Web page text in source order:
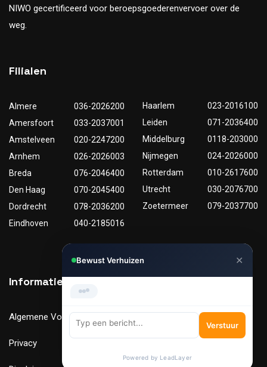
NIWO gecertificeerd voor beroepsgoederenvervoer over de
weg.
Filialen
Almere
036-2026200
Amersfoort
033-2037001
Amstelveen
020-2247200
Arnhem
026-2026003
Breda
076-2046400
Den Haag
070-2045400
Dordrecht
078-2036200
Eindhoven
040-2185016
Haarlem
023-2016100
Leiden
071-2036400
Middelburg
0118-203000
Nijmegen
024-2026000
Rotterdam
010-2617600
Utrecht
030-2076700
Zoetermeer
079-2037700
Informatie
Algemene Voorwaarden
Privacy
Nuttige links
✕
Hi, Kunnen we je helpen met
verhuizen?
Verstuur
Powered by LeadLayer